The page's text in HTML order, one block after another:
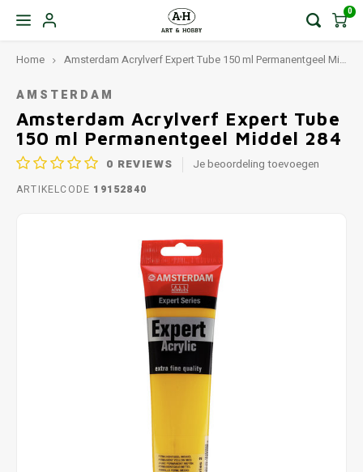
0
Home Amsterdam Acrylverf Expert Tube 150 ml Permanentgeel Middel 284
AMSTERDAM
Amsterdam Acrylverf Expert Tube
150 ml Permanentgeel Middel 284
0 REVIEWS Je beoordeling toevoegen
ARTIKELCODE 19152840